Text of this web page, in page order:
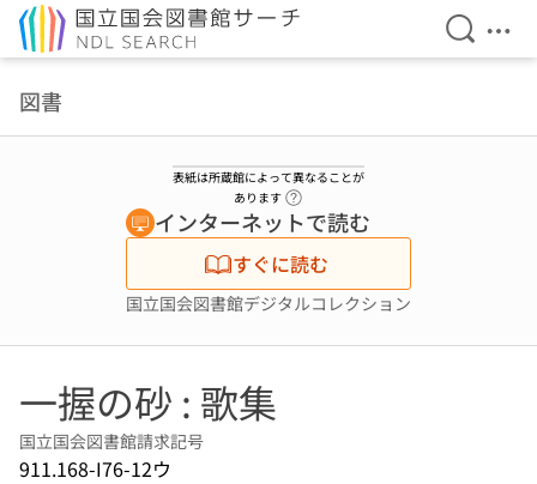
検索を
メ
図書
表紙は所蔵館によって異なることが
あります
インターネットで読む
すぐに読む
国立国会図書館デジタルコレクション
一握の砂 : 歌集
国立国会図書館請求記号
911.168-I76-12ウ